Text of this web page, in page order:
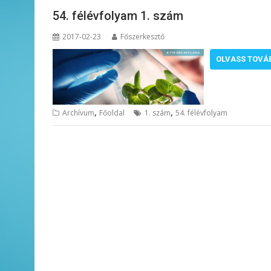
54. félévfolyam 1. szám
2017-02-23 Főszerkesztő
OLVASS
Archívum, Főoldal 1. szám, 54. félévfolyam